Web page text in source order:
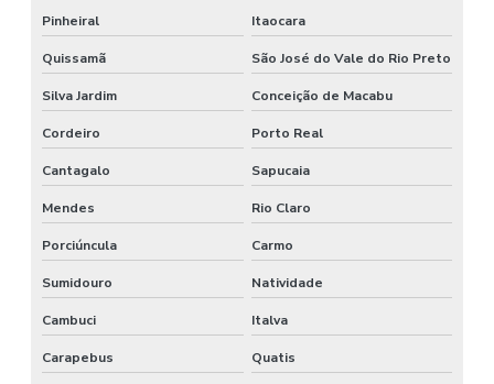
Pinheiral Itaocara
Quissamã São José do Vale do Rio Preto
Silva Jardim Conceição de Macabu
Cordeiro Porto Real
Cantagalo Sapucaia
Mendes Rio Claro
Porciúncula Carmo
Sumidouro Natividade
Cambuci Italva
Carapebus Quatis